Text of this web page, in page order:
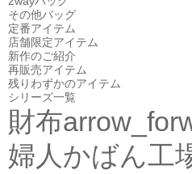
その他バッグ
定番アイテム
店舗限定アイテム
新作のご紹介
再販売アイテム
残りわずかのアイテム
シリーズ一覧
財布
婦人かばん工